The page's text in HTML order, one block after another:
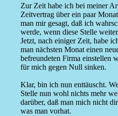
Zur Zeit habe ich bei meiner
Zeitvertrag über ein paar
man mir gesagt, daß ich
werde, wenn diese Stelle
Jetzt, nach einiger Zeit, habe
man nächsten Monat einen
befreundeten Firma einstellen
für mich gegen Null sinken.
Klar, bin ich nun enttäuscht.
Stelle nun wohl nichts mehr
darüber, daß man mich nicht
was man vorhat.